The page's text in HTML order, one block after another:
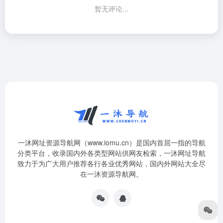
暂无评论...
一沐网址资源导航网（www.iomu.cn）是国内首屈一指的导航
分类平台，收录国内外各类型网站供网友检索，一沐网址导航
致力于为广大用户推荐各行各业优秀网站，国内外网站大全尽
在一沐资源导航网。